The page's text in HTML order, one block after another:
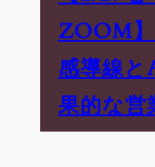
ZOOM
感導線
果的な営